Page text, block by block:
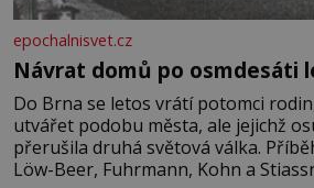
epochalnisvet.cz
Návrat domů po osmdesáti
Do Brna se letos vrátí potomci
utvářet podobu města, ale jejichž
přerušila druhá světová válka.
Löw-Beer, Fuhrmann, Kohn a